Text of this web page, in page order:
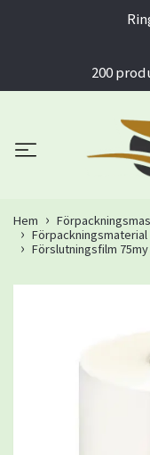
200
Hem
Förpackningsmaterial
Förslutningsfilm